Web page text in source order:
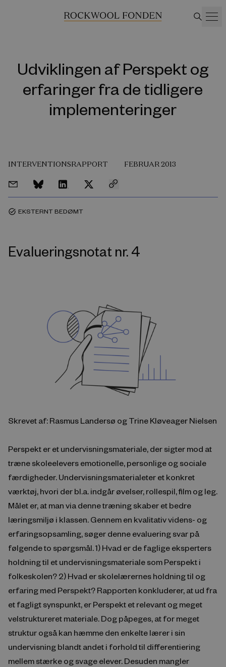
Udviklingen af Perspekt og
erfaringer fra de tidligere
implementeringer
INTERVENTIONSRAPPORT FEBRUAR 2013
task_alt EKSTERNT BEDØMT
Evalueringsnotat nr. 4
Skrevet af: Rasmus Landersø og Trine Kløveager Nielsen
Perspekt er et undervisningsmateriale, der sigter mod at
træne skoleelevers emotionelle, personlige og sociale
færdigheder. Undervisningsmaterialeter et konkret
værktøj, hvori der bl.a. indgår øvelser, rollespil, film og leg.
Målet er, at man via denne træning skaber et bedre
læringsmiljø i klassen. Gennem en kvalitativ videns- og
erfaringsopsamling, søger denne evaluering svar på
følgende to spørgsmål. 1) Hvad er de faglige eksperters
holdning til et undervisningsmateriale som Perspekt i
folkeskolen? 2) Hvad er skolelærernes holdning til og
erfaring med Perspekt? Rapporten konkluderer, at ud fra
et fagligt synspunkt, er Perspekt et relevant og meget
velstruktureret materiale. Dog påpeges, at for meget
struktur også kan hæmme den enkelte lærer i sin
undervisning blandt andet i forhold til differentiering
mellem stærke og svage elever. Desuden mangler